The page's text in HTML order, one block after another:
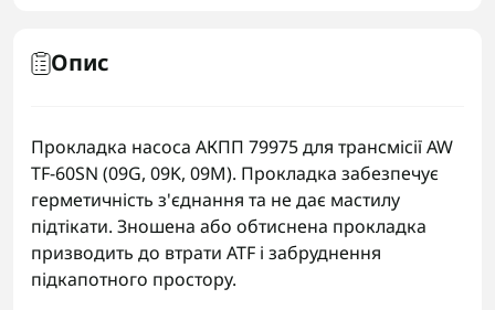
Опис
Прокладка насоса АКПП 79975 для трансмісії AW
TF-60SN (09G, 09K, 09M). Прокладка забезпечує
герметичність з'єднання та не дає мастилу
підтікати. Зношена або обтиснена прокладка
призводить до втрати ATF і забруднення
підкапотного простору.